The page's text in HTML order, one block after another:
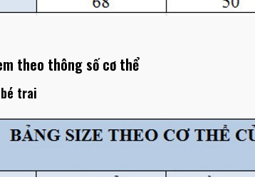
theo thông số cơ thể
trai